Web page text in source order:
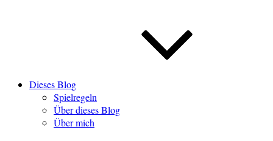
Dieses Blog
Spielregeln
Über dieses Blog
Über mich